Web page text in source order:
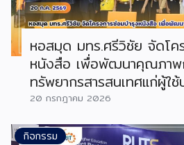
หอสมุด มทร.ศรีวิชัย จัดโค
หนังสือ เพื่อพัฒนาคุณภาพ
ทรัพยากรสารสนเทศแก่ผู้ใช้
20 กรกฎาคม 2026
กิจกรรม